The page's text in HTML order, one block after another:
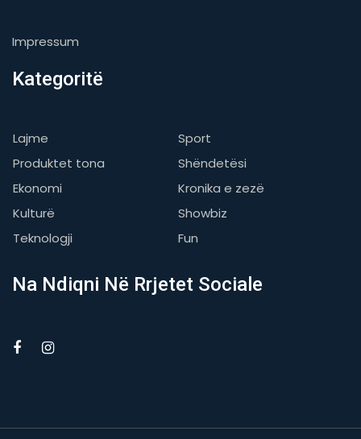
Impressum
Kategoritë
Lajme
Sport
Produktet tona
Shëndetësi
Ekonomi
Kronika e zezë
Kulturë
Showbiz
Teknologji
Fun
Na Ndiqni Në Rrjetet Sociale